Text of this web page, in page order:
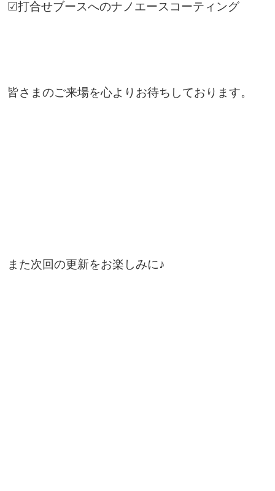
☑打合せブースへのナノエースコーティング
皆さまのご来場を心よりお待ちしております。
また次回の更新をお楽しみに♪